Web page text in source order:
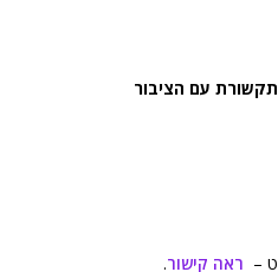
עם הציבור
– ראה קישור.